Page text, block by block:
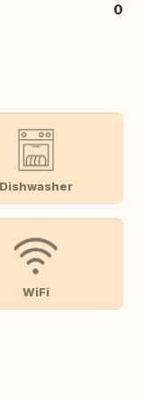
0
Dishwasher
WiFi